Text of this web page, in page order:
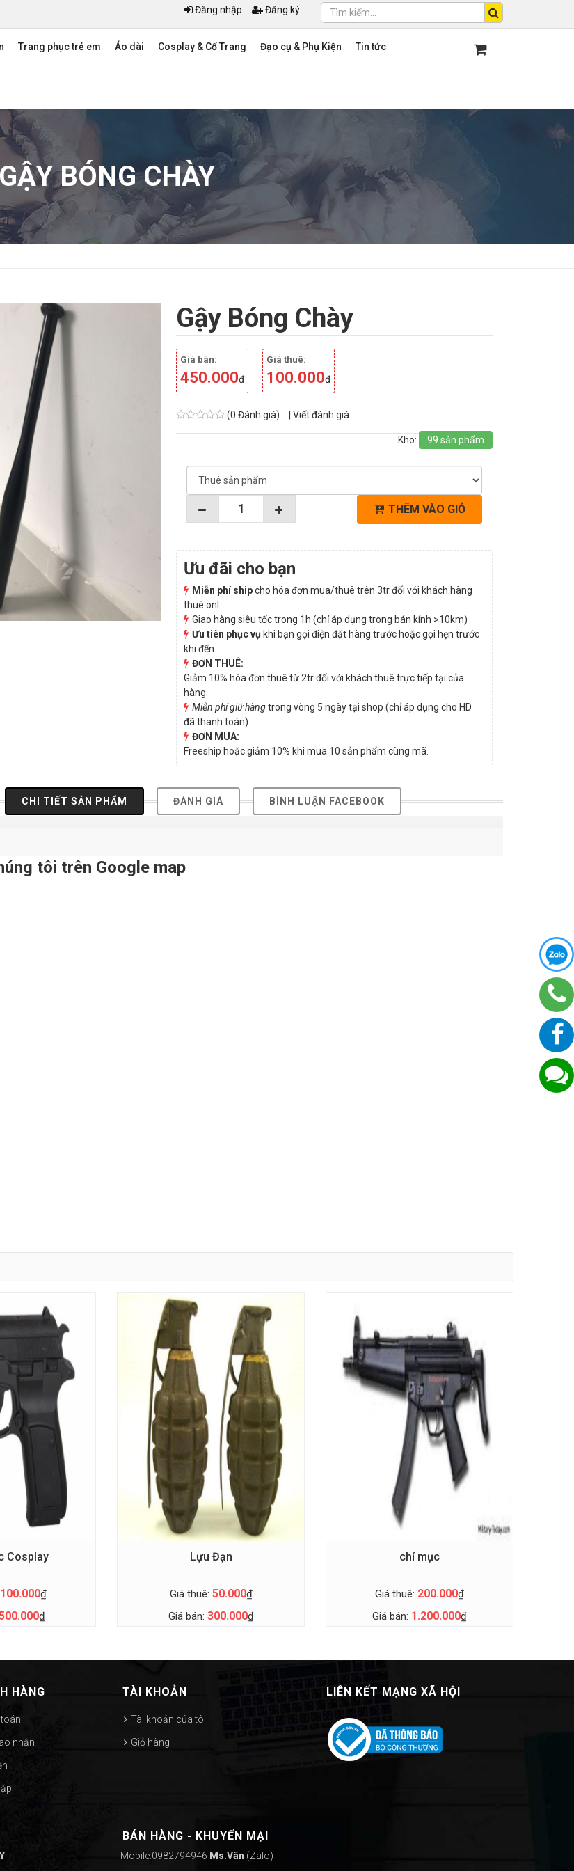
Đăng nhập Đăng ký
Trang phục trẻ em Áo dài Cosplay & Cổ Trang Đạo cụ & Phụ Kiện Tin tức
GẬY BÓNG CHÀY
Gậy Bóng Chày
Giá bán:
450.000đ
Giá thuê:
100.000đ
(0 Đánh giá) Viết đánh giá
Kho: 99 sản phẩm
THÊM VÀO GIỎ
Ưu đãi cho bạn
Miễn phí shipcho hóa đơn mua/thuê trên 3tr đối với khách hàng
thuê onl.
Giao hàng siêu tốc trong 1h (chỉ áp dụng trong bán kính >10km)
Ưu tiên phục vụ khi bạn gọi điện đặt hàng trước hoặc gọi hẹn trước
khi đến.
ĐƠN THUÊ:
Giảm 10% hóa đơn thuê từ 2tr đối với khách thuê trực tiếp tại của
hàng.
Miễn phí giữ hàngtrong vòng 5 ngày tại shop (chỉ áp dụng cho HD
đã thanh toán)
ĐƠN MUA:
Freeship hoặc giảm 10% khi mua 10 sản phẩm cùng mã.
CHI TIẾT SẢN PHẨM ĐÁNH GIÁ BÌNH LUẬN FACEBOOK
tôi trên Google map
Cosplay
100.000₫
₫
Lựu Đạn
Giá thuê: 50.000₫
Giá bán: 300.000₫
chỉ mục
Giá thuê: 200.000₫
Giá bán: 1.200.000₫
HÀNG
nhận
TÀI KHOẢN
Tài khoản của tôi
Giỏ hàng
LIÊN KẾT MẠNG XÃ HỘI
BÁN HÀNG - KHUYẾN MẠI
Mobile:0982794946 Ms.Vân (Zalo)